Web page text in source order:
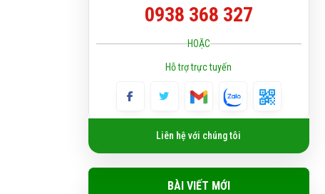
0938 368 327
HOẶC
Hỗ trợ trực tuyến
Liên hệ với chúng tôi
BÀI VIẾT MỚI